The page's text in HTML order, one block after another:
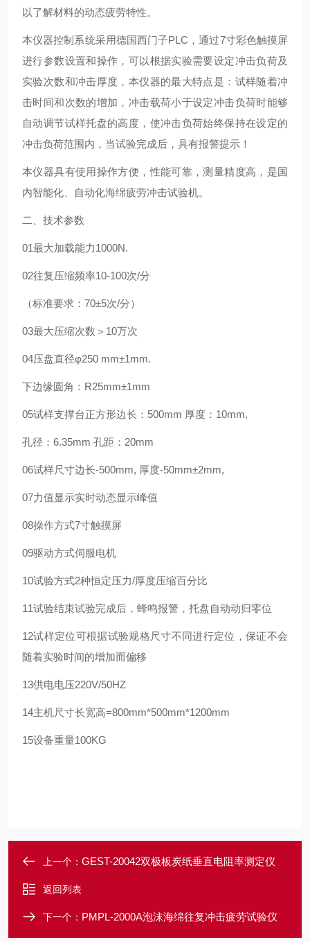
以了解材料的动态疲劳特性。
本仪器控制系统采用德国西门子PLC，通过7寸彩色触摸屏
进行参数设置和操作，可以根据实验需要设定冲击负荷及
实验次数和冲击厚度，本仪器的最大特点是：试样随着冲
击时间和次数的增加，冲击载荷小于设定冲击负荷时能够
自动调节试样托盘的高度，使冲击负荷始终保持在设定的
冲击负荷范围内，当试验完成后，具有报警提示！
本仪器具有使用操作方便，性能可靠，测量精度高，是国
内智能化、自动化海绵疲劳冲击试验机。
二、技术参数
01最大加载能力1000N.
02往复压缩频率10-100次/分
（标准要求：70±5次/分）
03最大压缩次数＞10万次
04压盘直径φ250 mm±1mm.
下边缘圆角：R25mm±1mm
05试样支撑台正方形边长：500mm 厚度：10mm,
孔径：6.35mm 孔距：20mm
06试样尺寸边长-500mm, 厚度-50mm±2mm,
07力值显示实时动态显示峰值
08操作方式7寸触摸屏
09驱动方式伺服电机
10试验方式2种恒定压力/厚度压缩百分比
11试验结束试验完成后，蜂鸣报警，托盘自动动归零位
12试样定位可根据试验规格尺寸不同进行定位，保证不会
随着实验时间的增加而偏移
13供电电压220V/50HZ
14主机尺寸长宽高=800mm*500mm*1200mm
15设备重量100KG
上一个： GEST-20042双极板炭纸垂直电阻率测定仪
返回列表
下一个： PMPL-2000A泡沫海绵往复冲击疲劳试验仪